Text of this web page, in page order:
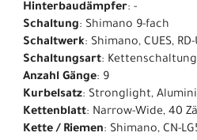
Hinterbaudämpfer: -
Schaltung: Shimano 9-fach
Schaltwerk: Shimano, CUES,
Schaltungsart: Kettenschaltung
Anzahl Gänge: 9
Kurbelsatz: Stronglight,
Kettenblatt: Narrow-Wide, 40
Kette / Riemen: Shimano, CN-